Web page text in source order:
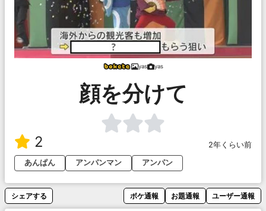
yas yas
顔を分けて
2
2年くらい前
あんぱん
アンパンマン アンパン
シェアする ボケ通報 お題通報 ユーザー通報